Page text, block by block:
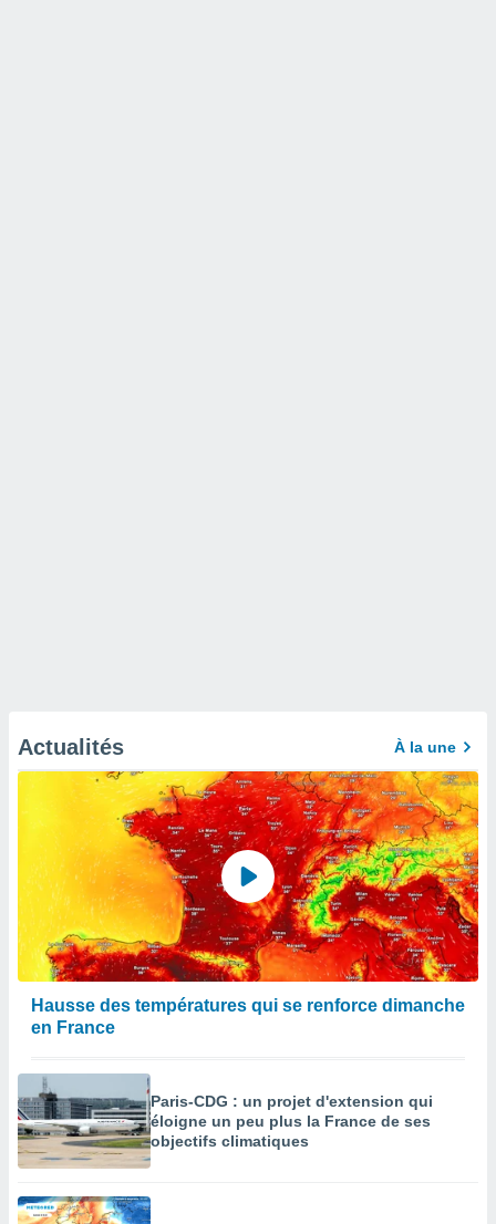
Actualités À la une
Hausse des températures qui se renforce dimanche
en France
Paris-CDG : un projet d'extension qui
éloigne un peu plus la France de ses
objectifs climatiques